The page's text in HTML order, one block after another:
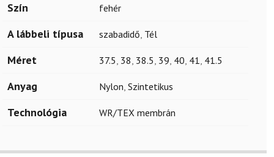
Szín fehér
A lábbeli típusa szabadidő, Tél
Méret 37.5, 38, 38.5, 39, 40, 41, 41.5
Anyag Nylon, Szintetikus
Technológia WR/TEX membrán